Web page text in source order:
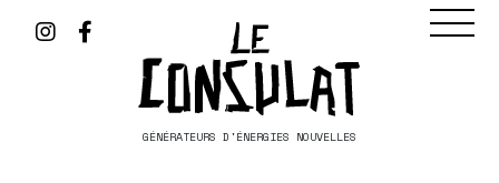
GÉNÉRATEURS D'ÉNERGIES NOUVELLES